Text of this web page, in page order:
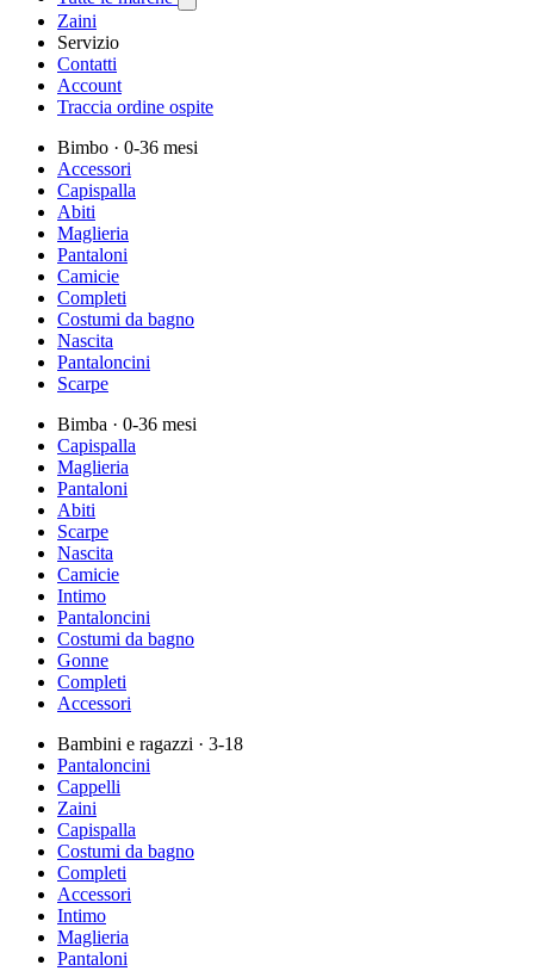
Zaini
Servizio
Contatti
Account
Traccia ordine ospite
Bimbo · 0-36 mesi
Accessori
Capispalla
Abiti
Maglieria
Pantaloni
Camicie
Completi
Costumi da bagno
Nascita
Pantaloncini
Scarpe
Bimba · 0-36 mesi
Capispalla
Maglieria
Pantaloni
Abiti
Scarpe
Nascita
Camicie
Intimo
Pantaloncini
Costumi da bagno
Gonne
Completi
Accessori
Bambini e ragazzi · 3-18
Pantaloncini
Cappelli
Zaini
Capispalla
Costumi da bagno
Completi
Accessori
Intimo
Maglieria
Pantaloni